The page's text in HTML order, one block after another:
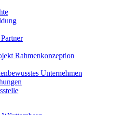
Rahmenkonzeption
Unternehmen